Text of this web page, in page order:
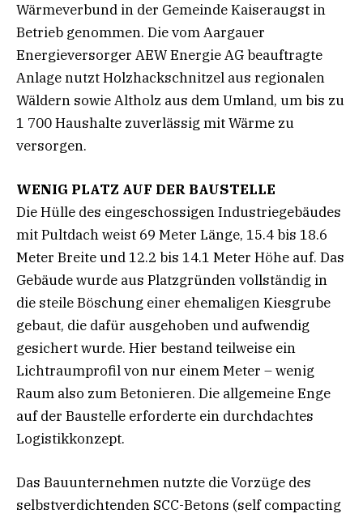
Wärmeverbund in der Gemeinde Kaiseraugst in
Betrieb genommen. Die vom Aargauer
Energieversorger AEW Energie AG beauftragte
Anlage nutzt Holzhackschnitzel aus regionalen
Wäldern sowie Altholz aus dem Umland, um bis zu
1 700 Haushalte zuverlässig mit Wärme zu
versorgen.
WENIG PLATZ AUF DER BAUSTELLE
Die Hülle des eingeschossigen Industriegebäudes
mit Pultdach weist 69 Meter Länge, 15.4 bis 18.6
Meter Breite und 12.2 bis 14.1 Meter Höhe auf. Das
Gebäude wurde aus Platzgründen vollständig in
die steile Böschung einer ehemaligen Kiesgrube
gebaut, die dafür ausgehoben und aufwendig
gesichert wurde. Hier bestand teilweise ein
Lichtraumprofil von nur einem Meter – wenig
Raum also zum Betonieren. Die allgemeine Enge
auf der Baustelle erforderte ein durchdachtes
Logistikkonzept.
Das Bauunternehmen nutzte die Vorzüge des
selbstverdichtenden SCC-Betons (self compacting